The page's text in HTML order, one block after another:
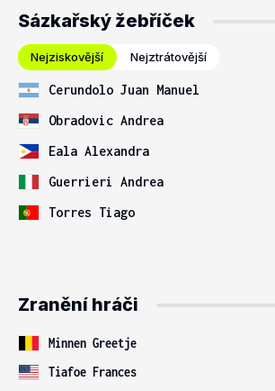
Sázkařský žebříček
Nejziskovější Nejztrátovější
Cerundolo Juan Manuel
Obradovic Andrea
Eala Alexandra
Guerrieri Andrea
Torres Tiago
Zranění hráči
Minnen Greetje
Tiafoe Frances